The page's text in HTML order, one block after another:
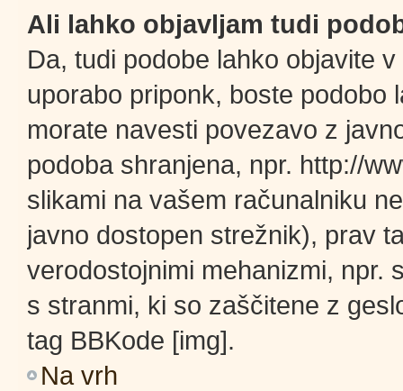
Ali lahko objavljam tudi
Da, tudi podobe lahko objavite
uporabo priponk, boste podobo
morate navesti povezavo z
podoba shranjena, npr. http://
slikami na vašem računalniku
javno dostopen strežnik), prav
verodostojnimi mehanizmi, npr.
s stranmi, ki so zaščitene z
tag BBKode [img].
Na vrh